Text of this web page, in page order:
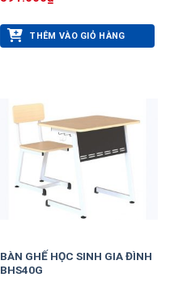
THÊM VÀO GIỎ HÀNG
BÀN GHẾ HỌC SINH GIA ĐÌNH
BHS40G